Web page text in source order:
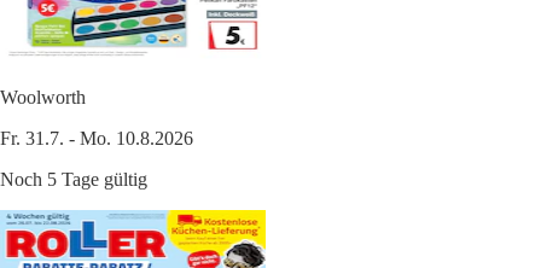
Woolworth
Fr. 31.7. - Mo. 10.8.2026
Noch 5 Tage gültig